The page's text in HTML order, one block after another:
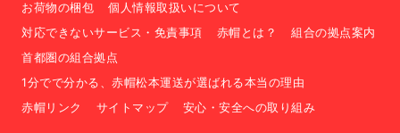
お荷物の梱包
個人情報取扱いについて
対応できないサービス・免責事項
赤帽とは？
組合の拠点案内
首都圏の組合拠点
1分でで分かる、赤帽松本運送が選ばれる本当の理由
赤帽リンク
サイトマップ 安心・安全への取り組み